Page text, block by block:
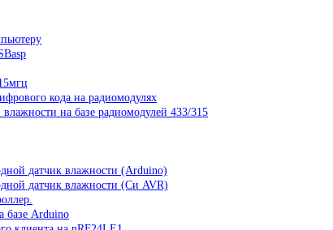
кода на радиомодулях
на базе радиомодулей 433/315
датчик влажности (Arduino)
датчик влажности (Си AVR)
базе Arduino